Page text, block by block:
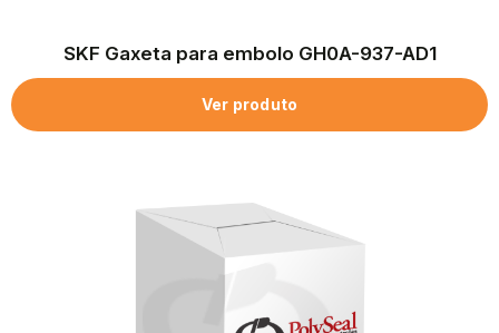
SKF Gaxeta para embolo GH0A-937-AD1
Ver produto